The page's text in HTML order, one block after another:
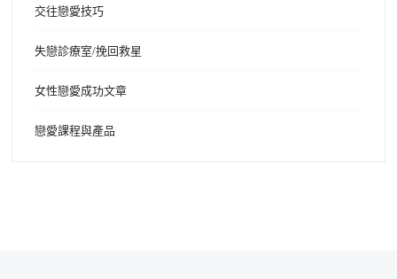
交往戀愛技巧
失戀診療室/挽回救星
女性戀愛成功文章
戀愛課程與產品